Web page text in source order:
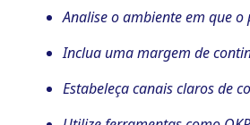
Analise o ambiente em que
Inclua uma margem de
Estabeleça canais claros de